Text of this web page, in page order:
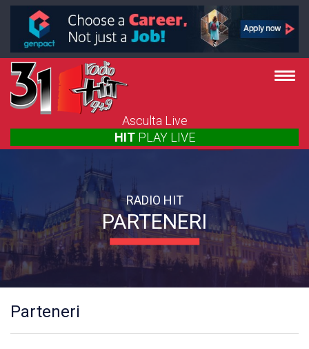
Asculta Live
HIT PLAY LIVE
RADIO HIT
PARTENERI
Parteneri